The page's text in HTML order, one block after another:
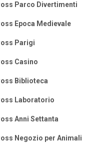
Parco Divertimenti
Epoca Medievale
Parigi
Casino
Biblioteca
Laboratorio
Anni Settanta
Negozio per Animali